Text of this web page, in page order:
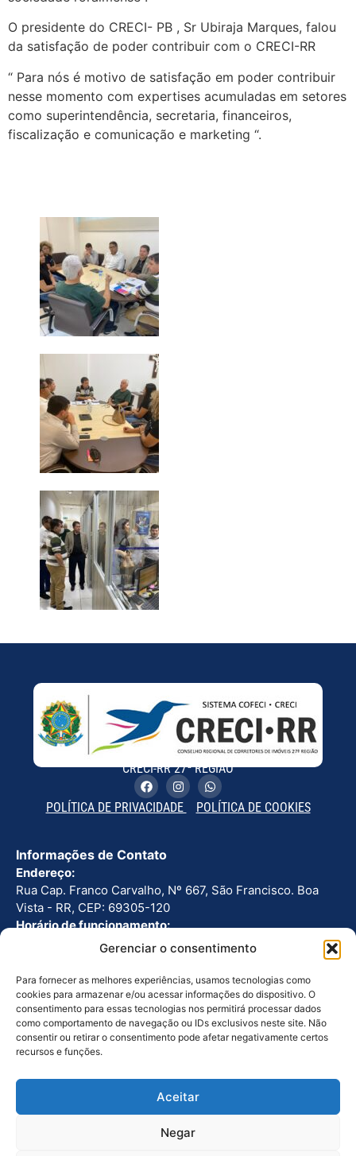
Gerenciar o consentimento
Para fornecer as melhores experiências, usamos tecnologias como
cookies para armazenar e/ou acessar informações do dispositivo. O
consentimento para essas tecnologias nos permitirá processar dados
como comportamento de navegação ou IDs exclusivos neste site. Não
consentir ou retirar o consentimento pode afetar negativamente certos
recursos e funções.
Aceitar
Negar
O presidente do CRECI- PB , Sr Ubiraja Marques, falou
da satisfação de poder contribuir com o CRECI-RR
“ Para nós é motivo de satisfação em poder contribuir
nesse momento com expertises acumuladas em setores
como superintendência, secretaria, financeiros,
fiscalização e comunicação e marketing “.
CRECI-RR 27ª REGIÃO
POLÍTICA DE PRIVACIDADE POLÍTICA DE COOKIES
Informações de Contato
Endereço:
Rua Cap. Franco Carvalho, Nº 667, São Francisco. Boa
Vista - RR, CEP: 69305-120
Horário de funcionamento:
Seg - Sex: 8h as 12h | 13h as 17h
(95) 3224-2766
Outros Links
Ouvidoria
Licitações